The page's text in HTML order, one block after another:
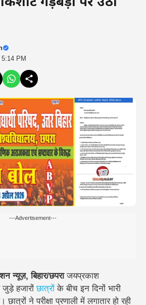
PM
---Advertisement---
न्यूज़, बिहार/छपराजयप्रकाश
हजारोंछात्रों के बीच इन दिनों भारी
ने परीक्षा प्रणाली में लगातार हो रही